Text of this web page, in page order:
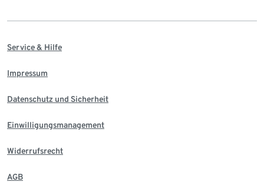
Service & Hilfe
Impressum
Datenschutz und Sicherheit
Einwilligungsmanagement
Widerrufsrecht
AGB